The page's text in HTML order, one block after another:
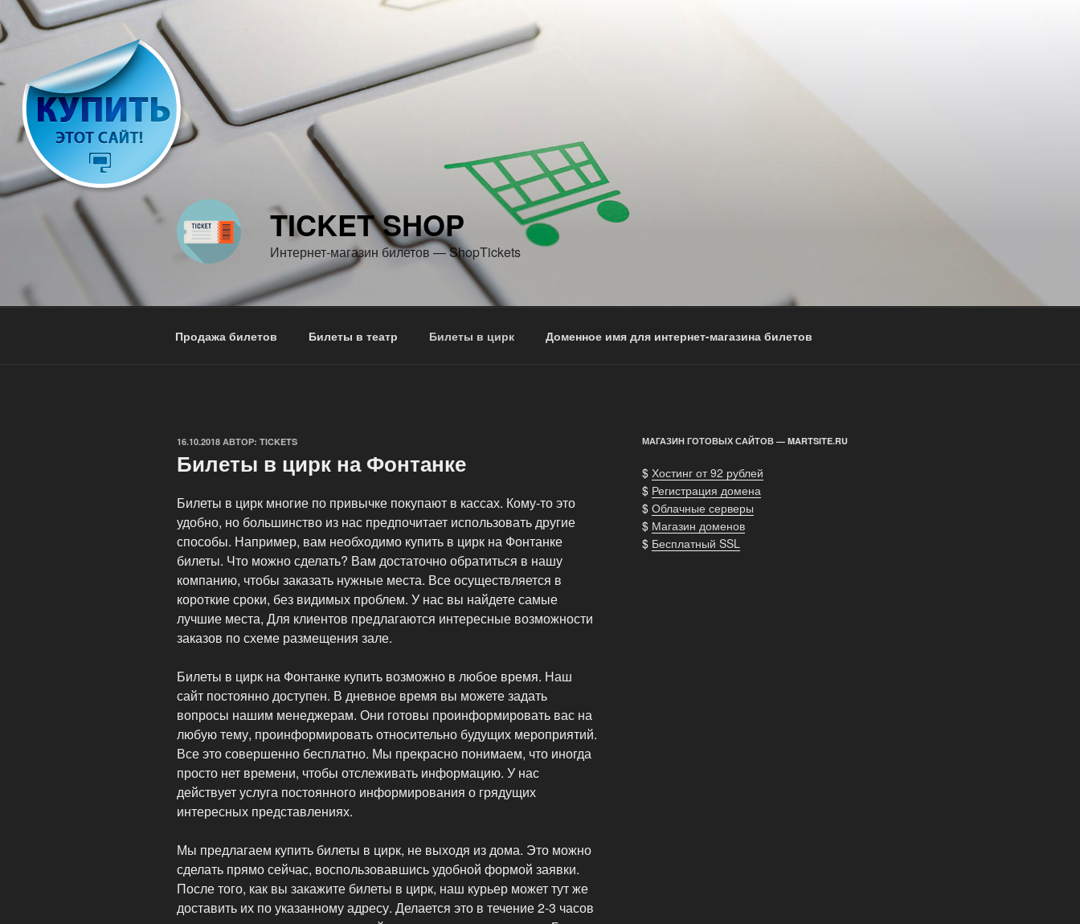
Перейти
к
содержимому
TICKET SHOP
Интернет-магазин билетов — ShopTickets
Продажа билетов Билеты в театр Билеты в цирк Доменное имя для интернет-магазина билетов
ОПУБЛИКОВАНО
16.10.2018 АВТОР: TICKETS
Билеты в цирк на Фонтанке
Билеты в цирк многие по привычке покупают в кассах. Кому-то это
удобно, но большинство из нас предпочитает использовать другие
способы. Например, вам необходимо купить в цирк на Фонтанке
билеты. Что можно сделать? Вам достаточно обратиться в нашу
компанию, чтобы заказать нужные места. Все осуществляется в
короткие сроки, без видимых проблем. У нас вы найдете самые
лучшие места, Для клиентов предлагаются интересные возможности
заказов по схеме размещения зале.
Билеты в цирк на Фонтанке купить возможно в любое время. Наш
сайт постоянно доступен. В дневное время вы можете задать
вопросы нашим менеджерам. Они готовы проинформировать вас на
любую тему, проинформировать относительно будущих мероприятий.
Все это совершенно бесплатно. Мы прекрасно понимаем, что иногда
просто нет времени, чтобы отслеживать информацию. У нас
действует услуга постоянного информирования о грядущих
интересных представлениях.
Мы предлагаем купить билеты в цирк, не выходя из дома. Это можно
сделать прямо сейчас, воспользовавшись удобной формой заявки.
После того, как вы закажите билеты в цирк, наш курьер может тут же
доставить их по указанному адресу. Делается это в течение 2-3 часов
МАГАЗИН ГОТОВЫХ САЙТОВ — MARTSITE.RU
$ Хостинг от 92 рублей
$ Регистрация домена
$ Облачные серверы
$ Магазин доменов
$ Бесплатный SSL